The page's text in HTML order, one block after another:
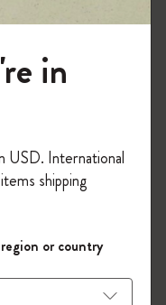
うこそ
ると、初回注
ります。セ
適用外。
して限定オフ
くのインスピ
しょう。
in
USD. International
shipping
or country